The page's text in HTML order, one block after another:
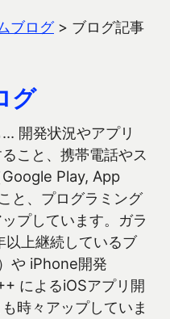
ブログ> ブログ記事
グ
開発状況やアプリ
こと、携帯電話やス
Google Play, App
と、プログラミング
プしています。ガラ
上継続しているブ
や iPhone開発
によるiOSアプリ開
時々アップしていま